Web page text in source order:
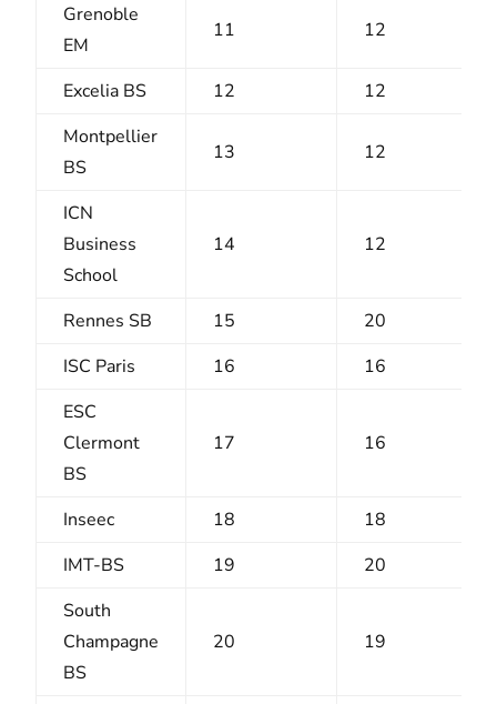
Grenoble
EM
11 12
Excelia BS 12
12
Montpellier
BS
13 12
ICN
Business
School
14 12
Rennes SB 15
20
ISC Paris
16
16
ESC
Clermont
BS
17 16
Inseec 18
18
IMT-BS
19
20
South
Champagne
BS
20 19